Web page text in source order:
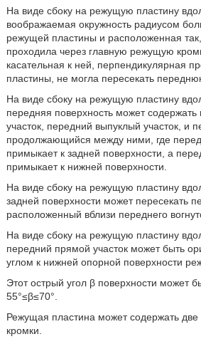
На виде сбоку на режущую пластину
воображаемая окружность радиусом
режущей пластины и расположенная
проходила через главную режущую
касательная к ней, перпендикулярная
пластины, не могла пересекать
На виде сбоку на режущую пластину
передняя поверхность может содержать
участок, передний выпуклый участок, и
продолжающийся между ними, где
примыкает к задней поверхности, а
примыкает к нижней поверхности.
На виде сбоку на режущую пластину
задней поверхности может пересекать
расположенный вблизи переднего
На виде сбоку на режущую пластину
передний прямой участок может быть
углом к нижней опорной поверхности
Этот острый угол β поверхности может
55°≤β≤70°.
Режущая пластина может содержать
кромки.